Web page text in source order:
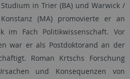
Studium in Trier (BA) und Warwick /
Konstanz (MA) promovierte er an
im Fach Politikwissenschaft. Vor
war er als Postdoktorand an der
Roman Krtschs Forschung
und Konsequenzen von